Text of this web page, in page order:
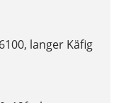
langer Käfig